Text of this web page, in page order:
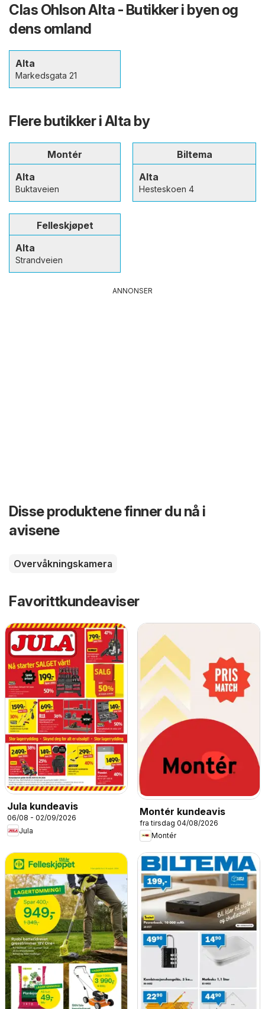
Clas Ohlson Alta - Butikker i byen og
dens omland
Alta
Markedsgata 21
Flere butikker i Alta by
Montér
Alta
Buktaveien
Biltema
Alta
Hesteskoen 4
Felleskjøpet
Alta
Strandveien
ANNONSER
Disse produktene finner du nå i
avisene
Overvåkningskamera
Favorittkundeaviser
Jula kundeavis
06/08 - 02/09/2026
Jula
Montér kundeavis
fra tirsdag 04/08/2026
Montér